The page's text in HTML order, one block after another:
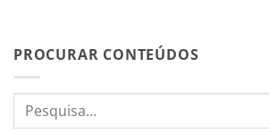
PROCURAR CONTEÚDOS